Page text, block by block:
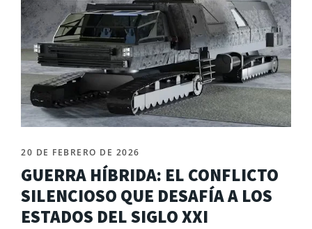
20 DE FEBRERO DE 2026
GUERRA HÍBRIDA: EL CONFLICTO
SILENCIOSO QUE DESAFÍA A LOS
ESTADOS DEL SIGLO XXI